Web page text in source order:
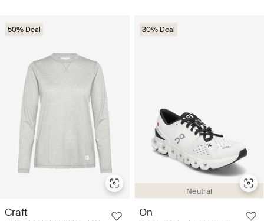
50% Deal
Craft
Neutral
30% Deal
On